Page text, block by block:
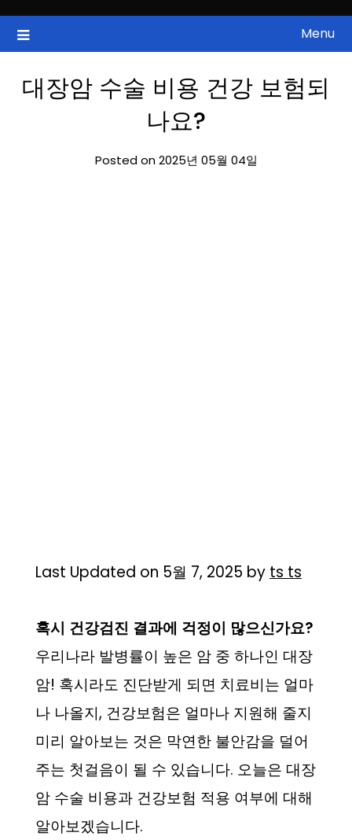
content
ZAN 주식정보
국내증시, 해외증시, 급등주, 낙폭과대, 골든크로스, 상한가, 하한가 등
의 주식 정보.
Menu
대장암 수술 비용 건강 보험되
나요?
Posted on 2025년 05월 04일
Last Updated on 5월 7, 2025 by ts ts
혹시 건강검진 결과에 걱정이 많으신가요?
우리나라 발병률이 높은 암 중 하나인 대장
암! 혹시라도 진단받게 되면 치료비는 얼마
나 나올지, 건강보험은 얼마나 지원해 줄지
미리 알아보는 것은 막연한 불안감을 덜어
주는 첫걸음이 될 수 있습니다. 오늘은 대장
암 수술 비용과 건강보험 적용 여부에 대해
알아보겠습니다.